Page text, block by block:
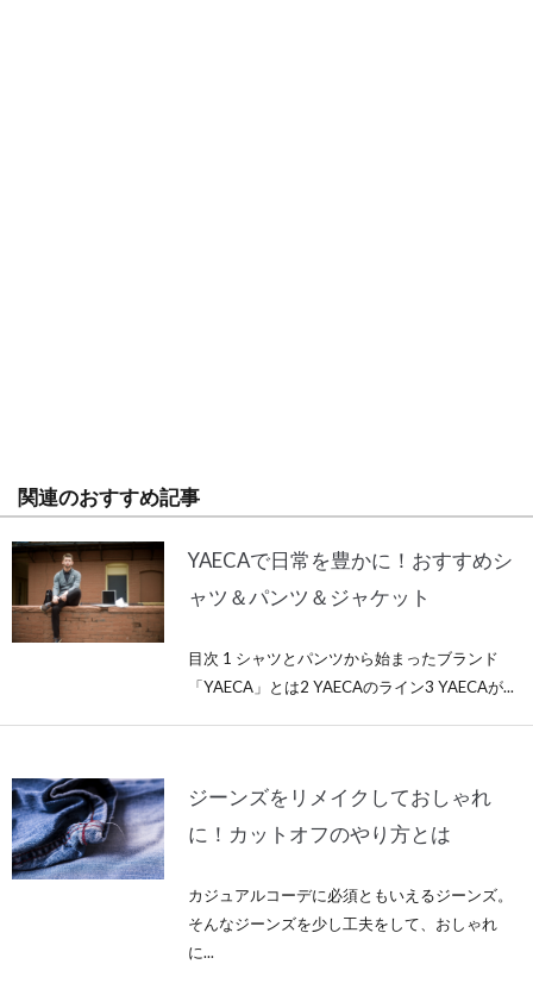
関連のおすすめ記事
YAECAで日常を豊かに！おすすめシ
ャツ＆パンツ＆ジャケット
目次 1 シャツとパンツから始まったブランド
「YAECA」とは2 YAECAのライン3 YAECAが...
ジーンズをリメイクしておしゃれ
に！カットオフのやり方とは
カジュアルコーデに必須ともいえるジーンズ。
そんなジーンズを少し工夫をして、おしゃれ
に...